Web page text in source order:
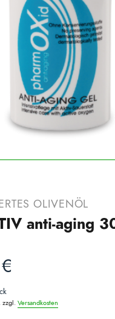
OLIVENÖL
anti-aging
€
zzgl. Versandkosten